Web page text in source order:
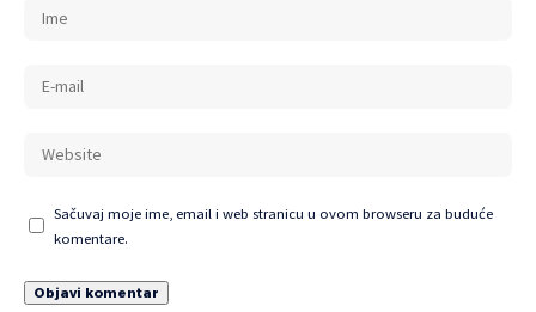
Sačuvaj moje ime, email i web stranicu u ovom browseru za buduće
komentare.